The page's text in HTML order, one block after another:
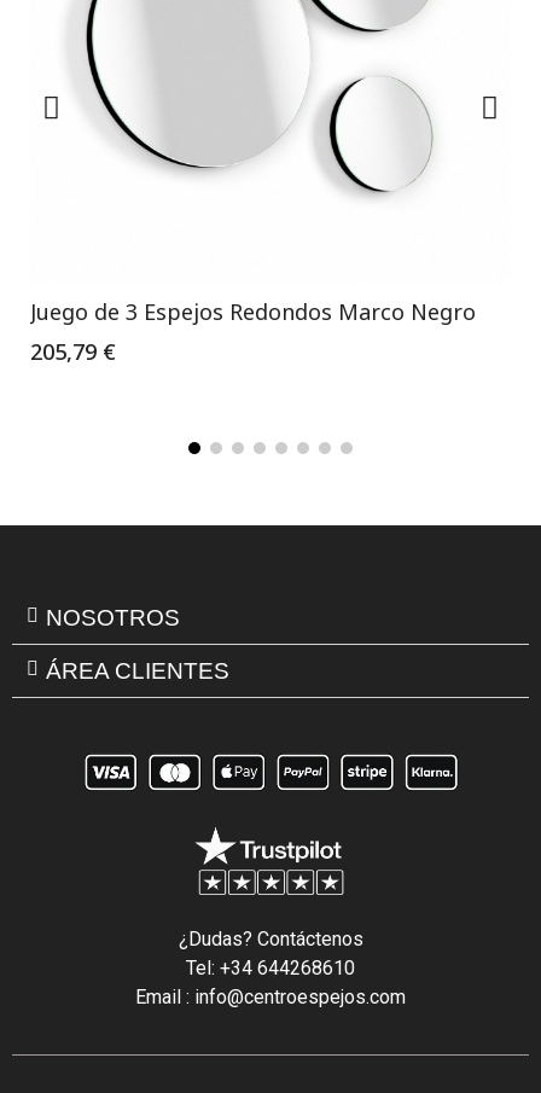
Juego de 3 Espejos Redondos Marco Negro
205,79 €
NOSOTROS
ÁREA CLIENTES
¿Dudas? Contáctenos
Tel: +34 644268610
Email : info@centroespejos.com